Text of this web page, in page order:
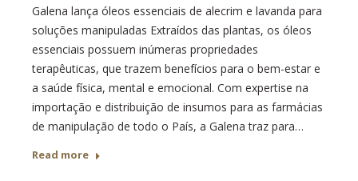
Galena lança óleos essenciais de alecrim e lavanda para
soluções manipuladas Extraídos das plantas, os óleos
essenciais possuem inúmeras propriedades
terapêuticas, que trazem benefícios para o bem-estar e
a saúde física, mental e emocional. Com expertise na
importação e distribuição de insumos para as farmácias
de manipulação de todo o País, a Galena traz para…
Read more